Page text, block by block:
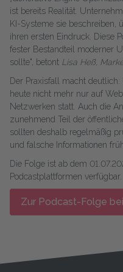
ist bereits Realität.
KI-Systeme sie beschreiben,
ihren ersten Eindruck. Diese
fester Bestandteil moderner
sollte", betont Lisa Heß,
Der Praxisfall macht
heute nicht mehr nur auf
Netzwerken statt. Auch die
zunehmend Teil der
sollten deshalb regelmäßig
und falsche Informationen
Die Folge ist ab dem
Podcastplattformen verfügbar.
Zur Podcast-Folge